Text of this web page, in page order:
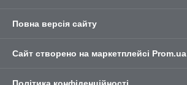
Повна версія сайту
Сайт створено на маркетплейсі Prom.ua